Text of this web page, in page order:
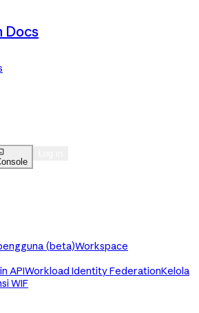
Docs
(beta)Workspace
APIWorkload Identity FederationKelola
WIF